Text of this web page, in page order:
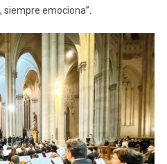
siempre emociona”.